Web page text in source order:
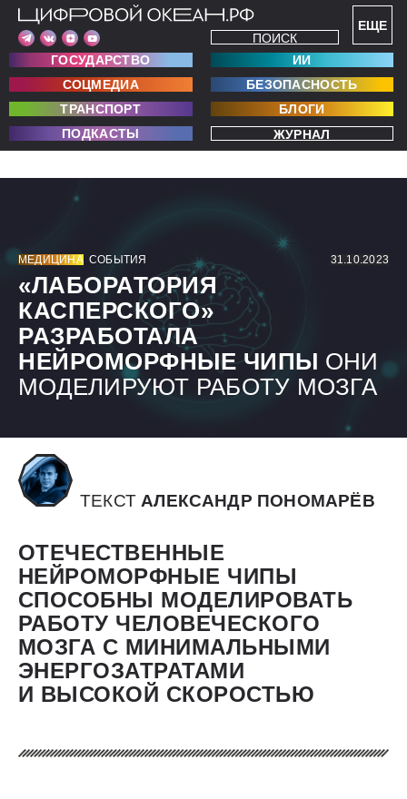
ЕЩЕ
ПОИСК
ГОСУДАРСТВО
ИИ
СОЦМЕДИА
БЕЗОПАСНОСТЬ
ТРАНСПОРТ
БЛОГИ
ПОДКАСТЫ
ЖУРНАЛ
МЕДИЦИНА СОБЫТИЯ 31.10.2023
«ЛАБОРАТОРИЯ
КАСПЕРСКОГО»
РАЗРАБОТАЛА
НЕЙРОМОРФНЫЕ ЧИПЫ ОНИ
МОДЕЛИРУЮТ РАБОТУ МОЗГА
ТЕКСТ АЛЕКСАНДР ПОНОМАРЁВ
ОТЕЧЕСТВЕННЫЕ
НЕЙРОМОРФНЫЕ ЧИПЫ
СПОСОБНЫ МОДЕЛИРОВАТЬ
РАБОТУ ЧЕЛОВЕЧЕСКОГО
МОЗГА С МИНИМАЛЬНЫМИ
ЭНЕРГОЗАТРАТАМИ
И ВЫСОКОЙ СКОРОСТЬЮ